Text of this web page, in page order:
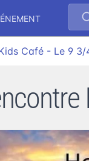
Café - Le 9 3/